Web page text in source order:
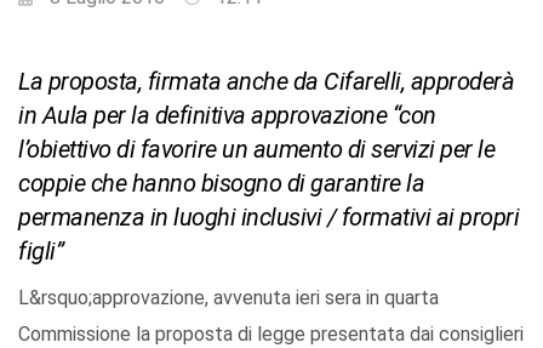
La proposta, firmata anche da Cifarelli, approderà
in Aula per la definitiva approvazione “con
l’obiettivo di favorire un aumento di servizi per le
coppie che hanno bisogno di garantire la
permanenza in luoghi inclusivi / formativi ai propri
figli”
L&rsquo;approvazione, avvenuta ieri sera in quarta
Commissione la proposta di legge presentata dai consiglieri